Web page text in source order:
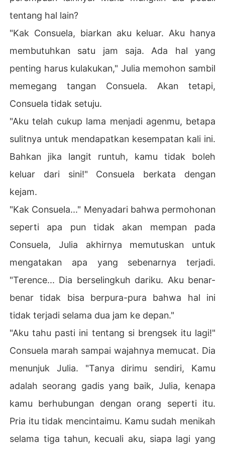
tentang hal lain?
"Kak Consuela, biarkan aku keluar. Aku hanya
membutuhkan satu jam saja. Ada hal yang
penting harus kulakukan," Julia memohon sambil
memegang tangan Consuela. Akan tetapi,
Consuela tidak setuju.
"Aku telah cukup lama menjadi agenmu, betapa
sulitnya untuk mendapatkan kesempatan kali ini.
Bahkan jika langit runtuh, kamu tidak boleh
keluar dari sini!" Consuela berkata dengan
kejam.
"Kak Consuela..." Menyadari bahwa permohonan
seperti apa pun tidak akan mempan pada
Consuela, Julia akhirnya memutuskan untuk
mengatakan apa yang sebenarnya terjadi.
"Terence... Dia berselingkuh dariku. Aku benar-
benar tidak bisa berpura-pura bahwa hal ini
tidak terjadi selama dua jam ke depan."
"Aku tahu pasti ini tentang si brengsek itu lagi!"
Consuela marah sampai wajahnya memucat. Dia
menunjuk Julia. "Tanya dirimu sendiri, Kamu
adalah seorang gadis yang baik, Julia, kenapa
kamu berhubungan dengan orang seperti itu.
Pria itu tidak mencintaimu. Kamu sudah menikah
selama tiga tahun, kecuali aku, siapa lagi yang